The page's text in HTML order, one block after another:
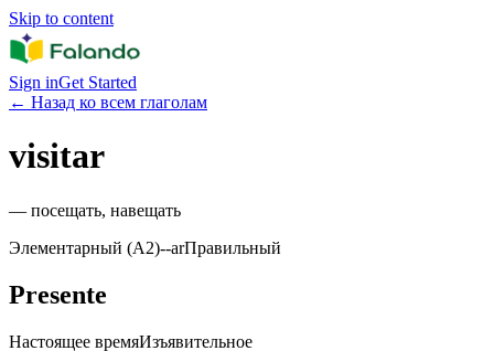
Skip to content
Sign inGet Started
← Назад ко всем глаголам
visitar
— посещать, навещать
Элементарный (A2)--arПравильный
Presente
Настоящее времяИзъявительное